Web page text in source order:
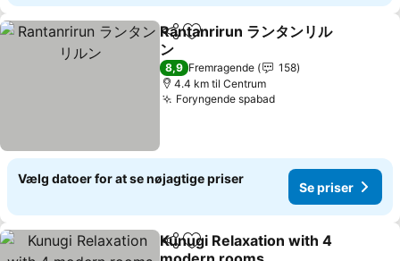
Del Føj til favoritter
Rantanrirun ランタンリル
ン
8,9 Fremragende
158
4.4 km til Centrum
Foryngende spabad
Vælg datoer for at se nøjagtige priser
Se priser
Del Føj til favoritter
Kunugi Relaxation with 4